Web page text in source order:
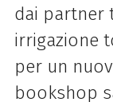
dai partner
irrigazione
per un
bookshop